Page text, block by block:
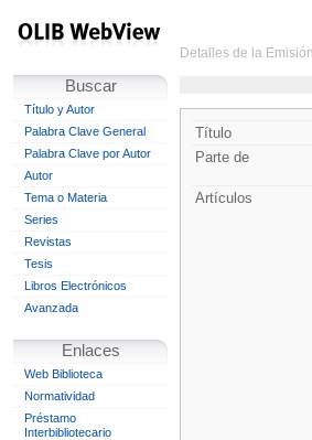
Buscar
Título y Autor
Palabra Clave General
Palabra Clave por Autor
Autor
Tema o Materia
Series
Revistas
Tesis
Libros Electrónicos
Avanzada
Enlaces
Web Biblioteca
Normatividad
Préstamo
Interbibliotecario
Detalles de la Emisión
Título
Parte de
Artículos